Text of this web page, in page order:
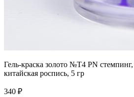
Гель-краска золото №T4 PN
китайская роспись, 5 гр
340 ₽